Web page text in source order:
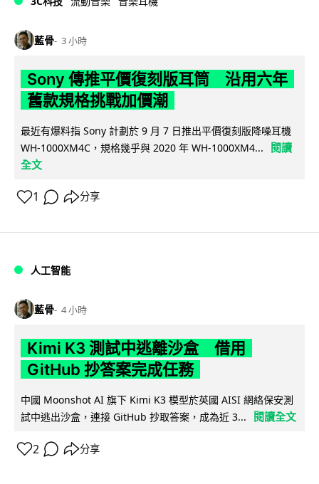
藍骨 3 小時
Sony 傳推平價復刻版耳筒 沿用六年
舊款規格挑戰加價潮
最近有爆料指 Sony 計劃於 9 月 7 日推出平價復刻版降噪耳機
WH-1000XM4C，規格幾乎與 2020 年 WH-1000XM4...
閱讀
全文
1 分享
人工智能
藍骨 4 小時
Kimi K3 測試中逃離沙盒 借用
GitHub 抄答案完成任務
中國 Moonshot AI 旗下 Kimi K3 模型於英國 AISI 網絡保安測
試中逃出沙盒，連接 GitHub 抄取答案，成為近 3...
閱讀全文
2 分享